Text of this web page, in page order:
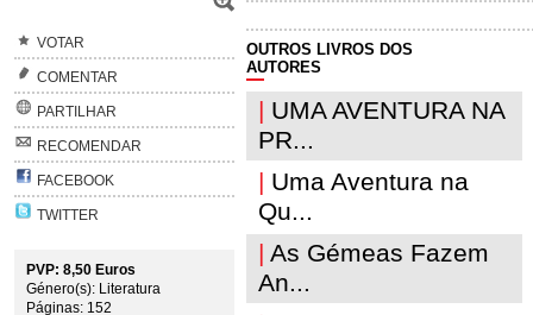
VOTAR
COMENTAR
PARTILHAR
RECOMENDAR
FACEBOOK
TWITTER
PVP: 8,50 Euros
Género(s): Literatura
Páginas: 152
OUTROS LIVROS DOS
AUTORES
| UMA AVENTURA NA
PR...
| Uma Aventura na
Qu...
| As Gémeas Fazem
An...